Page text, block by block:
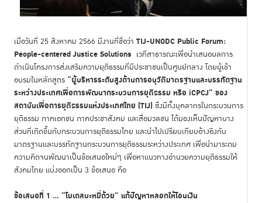
เมื่อวันที่ 25 สิงหาคม 2566 มีงานที่ชื่อว่า TIJ-UNODC Public Forum:
People-centered Justice Solutions เวทีสาธารณะเพื่อนำเสนอผลการ
ดำเนินโครงการส่งเสริมความยุติธรรมที่มีประชาชนเป็นศูนย์กลาง โดยผู้เข้า
อบรมในหลักสูตร “ผู้บริหารระดับสูงด้านการอนุวัติมาตรฐานและบรรทัดฐาน
ระหว่างประเทศเพื่อการพัฒนากระบวนการยุติธรรม หรือ iCPCJ” ของ
สถาบันเพื่อการยุติธรรมแห่งประเทศไทย (TIJ) ซึ่งมีทั้งบุคลากรในกระบวนการ
ยุติธรรม ภาคเอกชน ภาคประชาสังคม และสื่อมวลชน ได้มองเห็นปัญหาบาง
ส่วนที่เกิดขึ้นกับกระบวนการยุติธรรมไทย และนำไปเปรียบเทียบอ้างอิงกับ
มาตรฐานและบรรทัดฐานกระบวนการยุติธรรมระหว่างประเทศ เพื่อนำมาระดม
ความคิดจนพัฒนาเป็นข้อเสนอใหม่ๆ เพื่อหาแนวทางอำนวยความยุติธรรมให้
สังคมไทย แบ่งออกเป็น 3 ข้อเสนอ คือ
ข้อเสนอที่ 1 ... “โมเดลบะหมี่ถ้วย” แก้ปัญหาหลอกให้โอนเงิน